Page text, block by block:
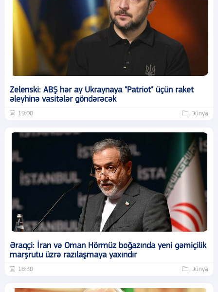
Zelenski: ABŞ hər ay Ukraynaya "Patriot" üçün raket
əleyhinə vasitələr göndərəcək
19:00 Dünya
Əraqçi: İran və Oman Hörmüz boğazında yeni gəmiçilik
marşrutu üzrə razılaşmaya yaxındır
18:30 Dünya